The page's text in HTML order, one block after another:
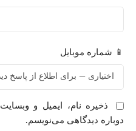
📱 شماره موبایل
ذخیره نام، ایمیل و
دوباره دیدگاهی می‌نویسم.